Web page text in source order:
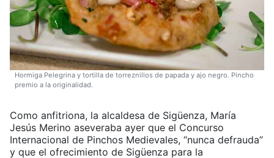
Hormiga Pelegrina y tortilla de torreznillos de papada y ajo negro. Pincho
premio a la originalidad.
Como anfitriona, la alcaldesa de Sigüenza, María
Jesús Merino aseveraba ayer que el Concurso
Internacional de Pinchos Medievales, “nunca defrauda”
y que el ofrecimiento de Sigüenza para la